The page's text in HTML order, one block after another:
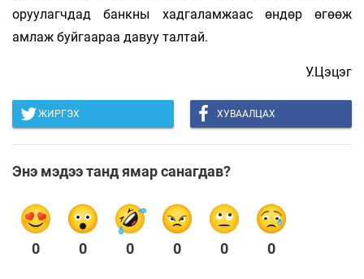
оруулагчдад банкны хадгаламжаас өндөр өгөөж
амлаж буйгаараа давуу талтай.
У.Цэцэг
ЖИРГЭХ ХУВААЛЦАХ
Энэ мэдээ танд ямар санагдав?
0 0 0 0 0 0